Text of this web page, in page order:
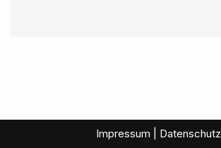
Impressum | Datenschutz